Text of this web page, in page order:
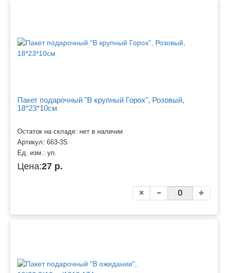
Пакет подарочный "В крупный Горох", Розовый,
18*23*10см
Остаток на складе: нет в наличии
Артикул: 663-3S
Ед. изм.: уп.
Цена:27 р.